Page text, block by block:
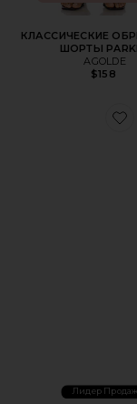
КЛАССИЧЕСКИЕ
ШОРТЫ
AGOLDE
$158
Лидер Продаж